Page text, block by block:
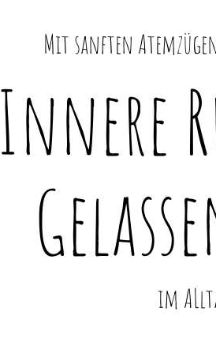
Mit sanften
im
Innere